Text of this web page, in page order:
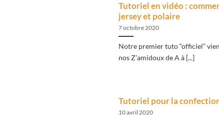
Tutoriel en vidéo :
jersey et polaire
7 octobre 2020
Notre premier tuto “officiel”
nos Z’amidoux de A à [...]
Tutoriel pour la
10 avril 2020